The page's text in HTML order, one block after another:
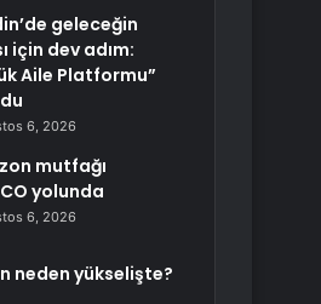
geleceğin
için dev adım:
Aile Platformu”
6, 2026
mutfağı
yolunda
6, 2026
neden yükselişte?